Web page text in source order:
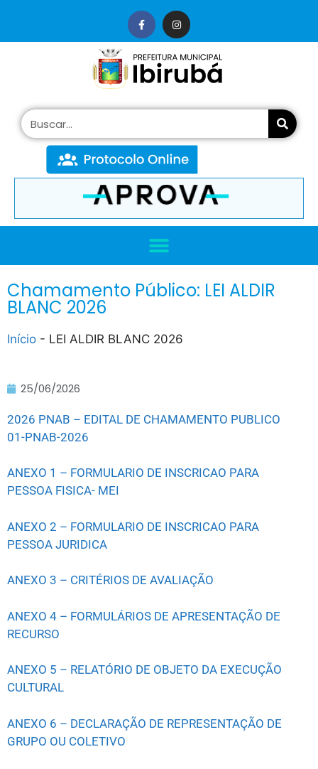
Chamamento Público: LEI ALDIR
BLANC 2026
Início - LEI ALDIR BLANC 2026
25/06/2026
2026 PNAB – EDITAL DE CHAMAMENTO PUBLICO
01-PNAB-2026
ANEXO 1 – FORMULARIO DE INSCRICAO PARA
PESSOA FISICA- MEI
ANEXO 2 – FORMULARIO DE INSCRICAO PARA
PESSOA JURIDICA
ANEXO 3 – CRITÉRIOS DE AVALIAÇÃO
ANEXO 4 – FORMULÁRIOS DE APRESENTAÇÃO DE
RECURSO
ANEXO 5 – RELATÓRIO DE OBJETO DA EXECUÇÃO
CULTURAL
ANEXO 6 – DECLARAÇÃO DE REPRESENTAÇÃO DE
GRUPO OU COLETIVO